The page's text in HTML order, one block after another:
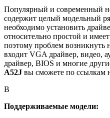
Популярный и современный
содержит целый модельный
необходимо установить
относительно простой и
поэтому проблем возникнуть
входит VGA драйвер, видео,
драйвер, BIOS и многие
A52J вы сможете по ссылкам
В
Поддерживаемые модели: